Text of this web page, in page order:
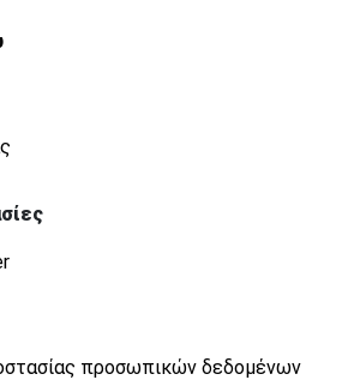
προσωπικών δεδομένων